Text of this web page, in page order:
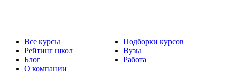
Все курсы
Подборки курсов
Рейтинг школ
Вузы
Блог
Работа
О компании